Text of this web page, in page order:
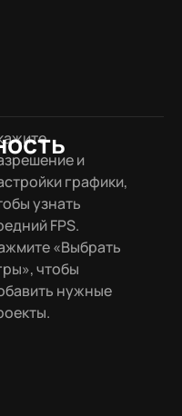
и
графики,
узнать
FPS.
«Выбрать
чтобы
нужные